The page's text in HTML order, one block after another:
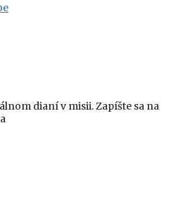
dianí v misii. Zapíšte sa na